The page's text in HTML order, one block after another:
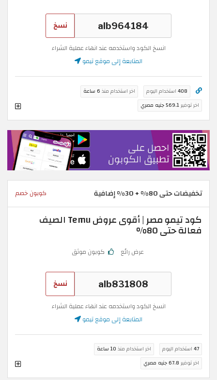
نسخ
انسخ الكود واستخدمه عند انهاء عملية الشراء
المتابعة إلى موقع تيمو
408 استخدام اليوم اخر استخدام منذ 6 ساعة
اخر توفير569.1 جنيه مصري
تخفيضات حتى 80% + 30% إضافية كوبون خصم
كود تيمو مصر | أقوى عروض Temu الصيف
فعالة حتى 80%
عرض رائع كوبون موثق
نسخ
انسخ الكود واستخدمه عند انهاء عملية الشراء
المتابعة إلى موقع تيمو
47 استخدام اليوم اخر استخدام منذ 10 ساعة
اخر توفير 67.8 جنيه مصري